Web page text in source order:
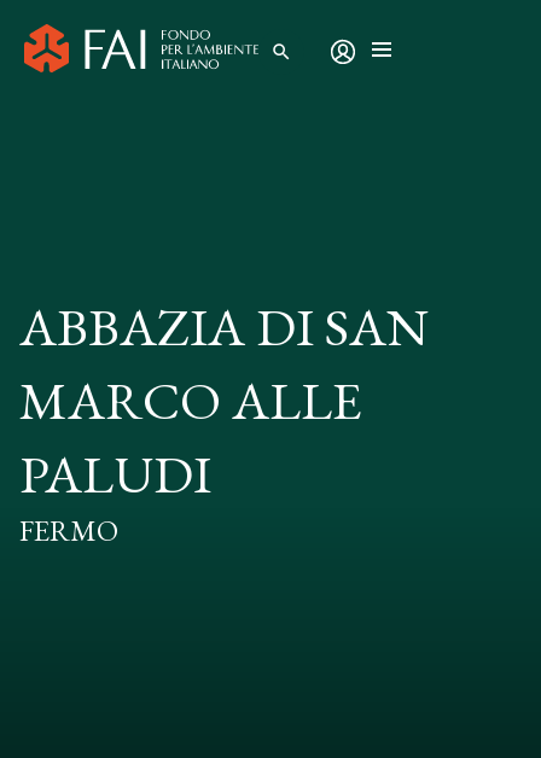
search
ABBAZIA DI SAN
MARCO ALLE
PALUDI
FERMO